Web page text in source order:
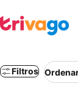
Filtros